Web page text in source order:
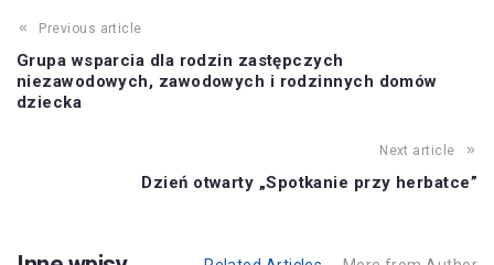
Previous article
Grupa wsparcia dla rodzin zastępczych
niezawodowych, zawodowych i rodzinnych domów
dziecka
Next article
Dzień otwarty „Spotkanie przy herbatce”